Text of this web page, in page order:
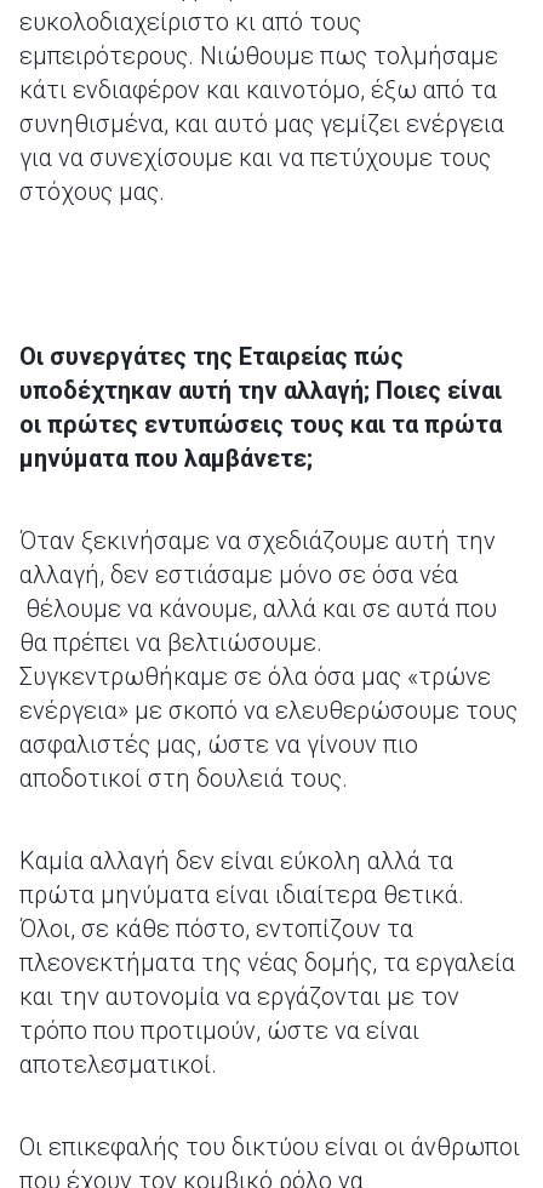
ευκολοδιαχείριστο κι από τους
εμπειρότερους. Νιώθουμε πως τολμήσαμε
κάτι ενδιαφέρον και καινοτόμο, έξω από τα
συνηθισμένα, και αυτό μας γεμίζει ενέργεια
για να συνεχίσουμε και να πετύχουμε τους
στόχους μας.
Οι συνεργάτες της Εταιρείας πώς
υποδέχτηκαν αυτή την αλλαγή; Ποιες είναι
οι πρώτες εντυπώσεις τους και τα πρώτα
μηνύματα που λαμβάνετε;
Όταν ξεκινήσαμε να σχεδιάζουμε αυτή την
αλλαγή, δεν εστιάσαμε μόνο σε όσα νέα
θέλουμε να κάνουμε, αλλά και σε αυτά που
θα πρέπει να βελτιώσουμε.
Συγκεντρωθήκαμε σε όλα όσα μας «τρώνε
ενέργεια» με σκοπό να ελευθερώσουμε τους
ασφαλιστές μας, ώστε να γίνουν πιο
αποδοτικοί στη δουλειά τους.
Καμία αλλαγή δεν είναι εύκολη αλλά τα
πρώτα μηνύματα είναι ιδιαίτερα θετικά.
Όλοι, σε κάθε πόστο, εντοπίζουν τα
πλεονεκτήματα της νέας δομής, τα εργαλεία
και την αυτονομία να εργάζονται με τον
τρόπο που προτιμούν, ώστε να είναι
αποτελεσματικοί.
Οι επικεφαλής του δικτύου είναι οι άνθρωποι
που έχουν τον κομβικό ρόλο να